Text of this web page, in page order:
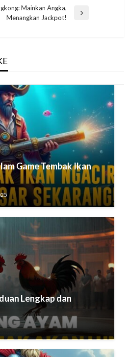
Mainkan Angka,
Menangkan Jackpot!
Game Tembak Ikan
Lengkap dan